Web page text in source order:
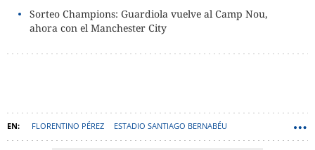
Sorteo Champions: Guardiola vuelve al Camp Nou,
ahora con el Manchester City
FLORENTINO PÉREZ ESTADIO SANTIAGO BERNABÉU